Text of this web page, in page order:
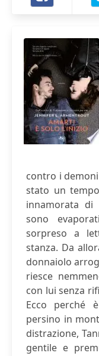
contro i
stato un
innamorata di
sono
sorpreso a
stanza. Da
donnaiolo
riesce
con lui senza
Ecco perché
persino in
distrazione,
gentile e